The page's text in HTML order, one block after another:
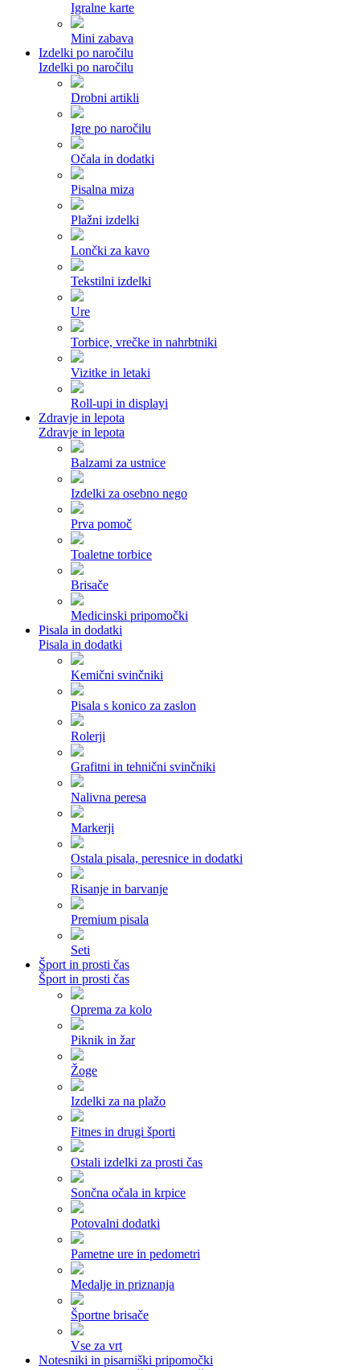
Igralne karte
Mini zabava
Izdelki po naročilu
Izdelki po naročilu
Drobni artikli
Igre po naročilu
Očala in dodatki
Pisalna miza
Plažni izdelki
Lončki za kavo
Tekstilni izdelki
Ure
Torbice, vrečke in nahrbtniki
Vizitke in letaki
Roll-upi in displayi
Zdravje in lepota
Zdravje in lepota
Balzami za ustnice
Izdelki za osebno nego
Prva pomoč
Toaletne torbice
Brisače
Medicinski pripomočki
Pisala in dodatki
Pisala in dodatki
Kemični svinčniki
Pisala s konico za zaslon
Rolerji
Grafitni in tehnični svinčniki
Nalivna peresa
Markerji
Ostala pisala, peresnice in dodatki
Risanje in barvanje
Premium pisala
Seti
Šport in prosti čas
Šport in prosti čas
Oprema za kolo
Piknik in žar
Žoge
Izdelki za na plažo
Fitnes in drugi športi
Ostali izdelki za prosti čas
Sončna očala in krpice
Potovalni dodatki
Pametne ure in pedometri
Medalje in priznanja
Športne brisače
Vse za vrt
Notesniki in pisarniški pripomočki